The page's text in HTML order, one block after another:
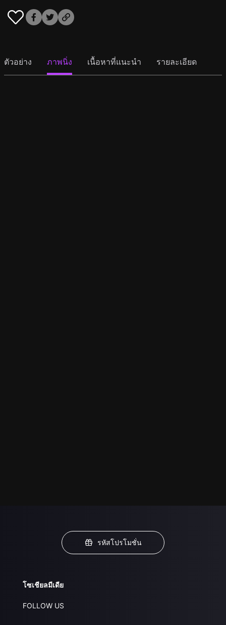
ตัวอย่าง ภาพนิ่ง เนื้อหาที่แนะนำ รายละเอียด
รหัสโปรโมชั่น
โซเชียลมีเดีย
FOLLOW US